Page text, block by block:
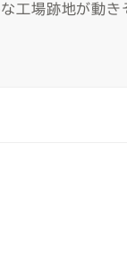
工場跡地が動き